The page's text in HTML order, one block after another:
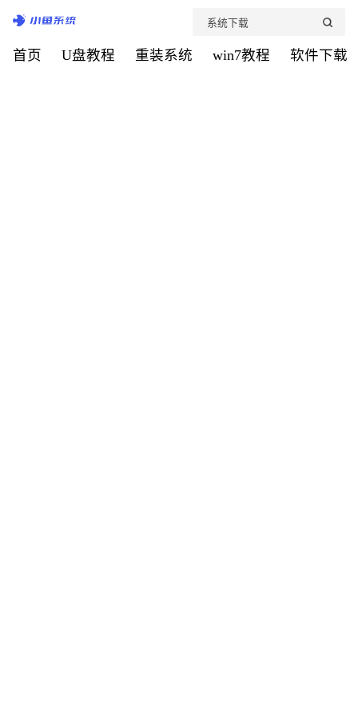
首页 U盘教程 重装系统 win7教程 软件下载